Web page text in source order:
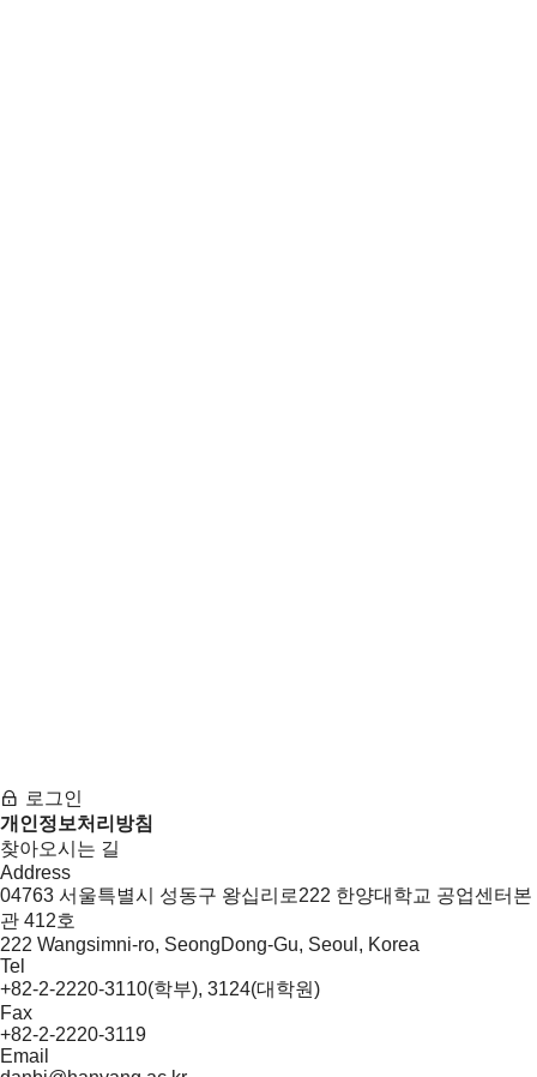
로그인
개인정보처리방침
찾아오시는 길
Address
04763 서울특별시 성동구 왕십리로222 한양대학교 공업센터본
관 412호
222 Wangsimni-ro, SeongDong-Gu, Seoul, Korea
Tel
+82-2-2220-3110(학부), 3124(대학원)
Fax
+82-2-2220-3119
Email